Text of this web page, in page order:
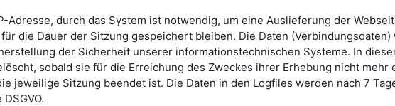
durch das System ist notwendig, um eine Auslieferung der
die Dauer der Sitzung gespeichert bleiben. Die Daten
der Sicherheit unserer informationstechnischen Systeme. In
sobald sie für die Erreichung des Zweckes ihrer Erhebung nicht
jeweilige Sitzung beendet ist. Die Daten in den Logfiles werden nach 7